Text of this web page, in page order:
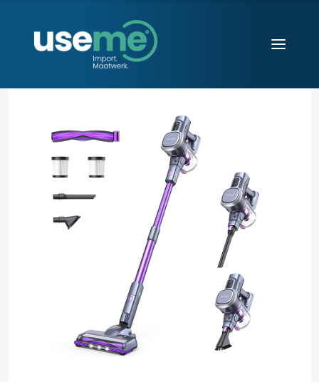
Werkwijze
Huisvesting
Producten
Over ons
Blogs
Contact